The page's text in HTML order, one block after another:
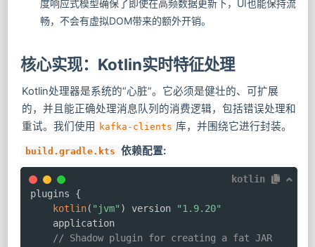
度响应式模型确保了即使在高频数据更新下，UI也能保持流
畅，不会有虚拟DOM带来的额外开销。
核心实现：Kotlin实时特征处理
Kotlin处理器是系统的“心脏”。它必须是健壮的、可扩展
的，并且能正确处理消息队列的消费逻辑，包括错误处理和
重试。我们使用
kafka-clients 库，并围绕它进行封装。
build.gradle.kts 依赖配置:
kotlin
plugins {
kotlin( "jvm" ) version
"1.9.20"
    application
// Shadow plugin for creating a fat JAR